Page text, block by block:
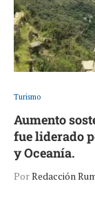
Turismo
Aumento
fue liderado
y Oceanía.
PorRedacción